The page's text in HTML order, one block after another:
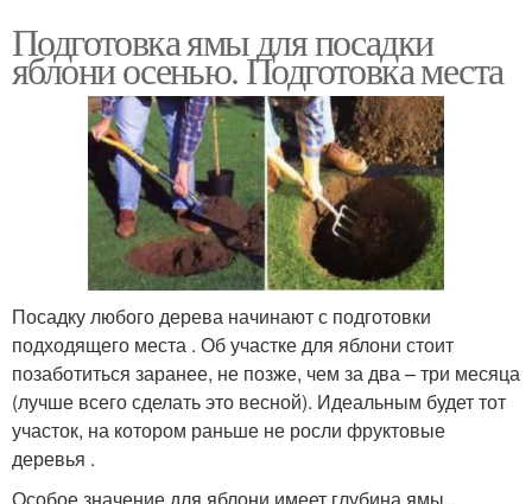
Подготовка ямы для посадки
яблони осенью. Подготовка места
Посадку любого дерева начинают с подготовки
подходящего места . Об участке для яблони стоит
позаботиться заранее, не позже, чем за два – три месяца
(лучше всего сделать это весной). Идеальным будет тот
участок, на котором раньше не росли фруктовые
деревья .
Особое значение для яблони имеет глубина ямы .